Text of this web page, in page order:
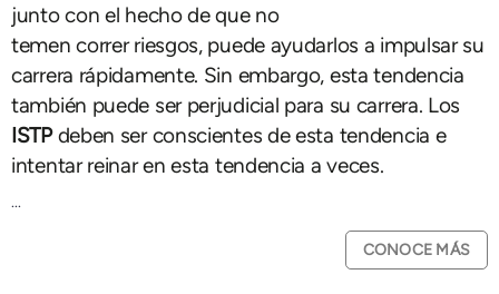
junto con el hecho de que no
temen correr riesgos, puede ayudarlos a impulsar su
carrera rápidamente. Sin embargo, esta tendencia
también puede ser perjudicial para su carrera. Los
ISTPdeben ser conscientes de esta tendencia e
intentar reinar en esta tendencia a veces.
...
CONOCE MÁS